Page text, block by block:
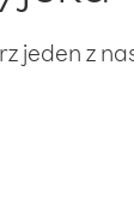
jeden z